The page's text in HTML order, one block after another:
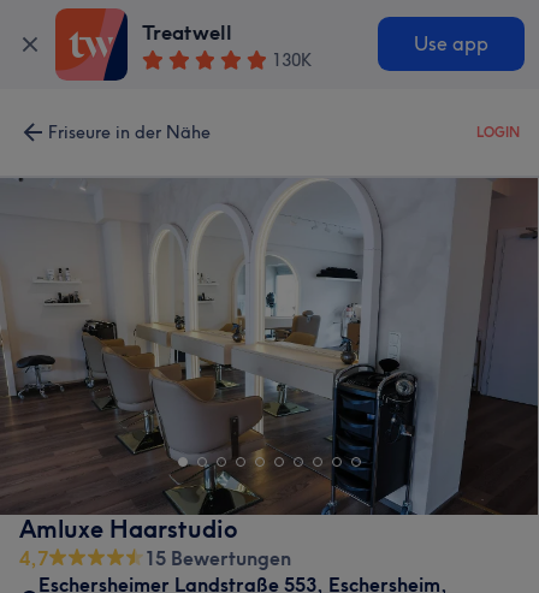
Treatwell
130K
Use app
Friseure in der Nähe LOGIN
Amluxe Haarstudio
4,7
15 Bewertungen
Eschersheimer Landstraße 553, Eschersheim,